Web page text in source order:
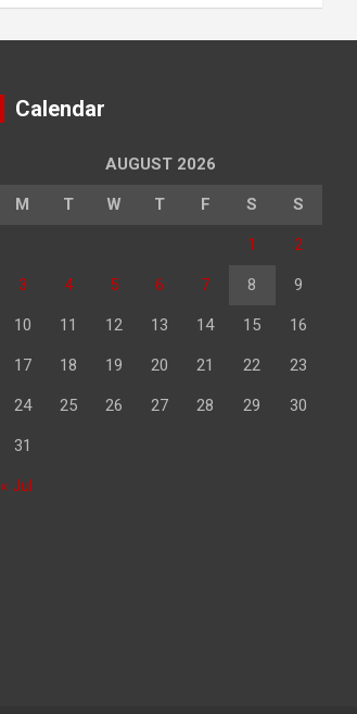
Calendar
AUGUST 2026
M T W T F S S
1 2
3 4 5 6 7 8 9
10 11 12 13 14 15 16
17 18 19 20 21 22 23
24 25 26 27 28 29 30
31
« Jul